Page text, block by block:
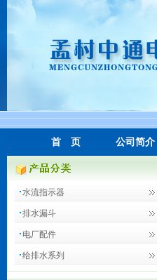
首 页 公司简介
水流指示器
排水漏斗
电厂配件
给排水系列